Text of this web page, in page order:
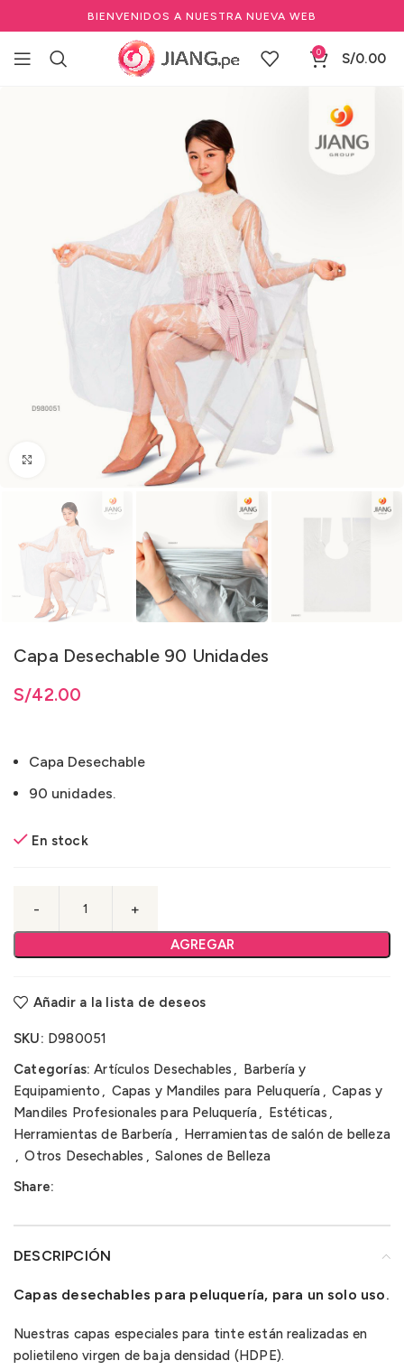
BIENVENIDOS A NUESTRA NUEVA WEB
0 S/0.00
Otros Desechables
Clic para ampliar
Capa Desechable 90 Unidades
S/42.00
Capa Desechable
90 unidades.
En stock
AGREGAR
Añadir a la lista de deseos
SKU: D980051
Categorías: Artículos Desechables ,
Barbería y
Equipamiento , Capas y Mandiles para Peluquería , Capas y
Mandiles Profesionales para Peluquería, Estéticas ,
Herramientas de Barbería , Herramientas de salón de belleza
, Otros Desechables , Salones de Belleza
Share:
DESCRIPCIÓN
Capas desechables para peluquería, para un solo uso.
Nuestras capas especiales para tinte están realizadas en
polietileno virgen de baja densidad (HDPE).